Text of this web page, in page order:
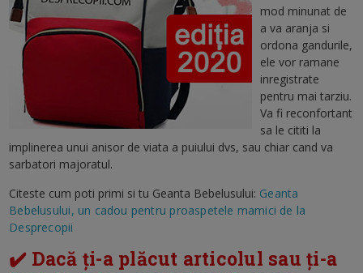
mod minunat de
a va aranja si
ordona gandurile,
ele vor ramane
inregistrate
pentru mai tarziu.
Va fi reconfortant
sa le cititi la
implinerea unui anisor de viata a puiului dvs, sau chiar cand va
sarbatori majoratul.
Citeste cum poti primi si tu Geanta Bebelusului: Geanta
Bebelusului, un cadou pentru proaspetele mamici de la
Desprecopii
✔️ Dacă ți-a plăcut articolul sau ți-a